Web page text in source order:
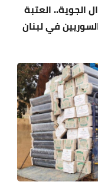
الجوية.. العتبة
في لبنان